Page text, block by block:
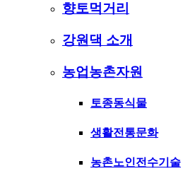
향토먹거리
강원댁 소개
농업농촌자원
토종동식물
생활전통문화
농촌노인전수기술